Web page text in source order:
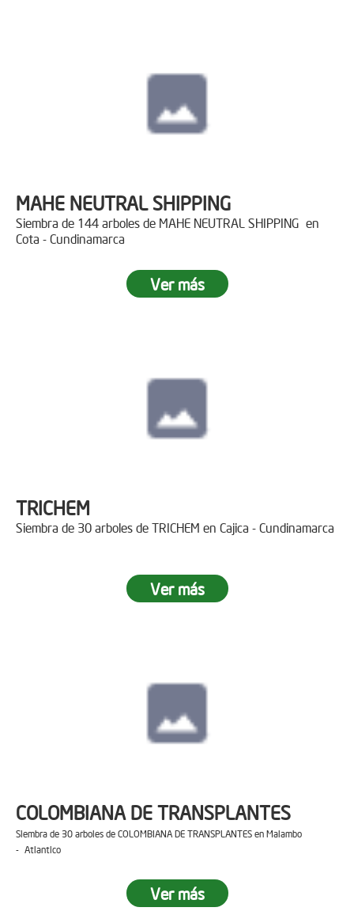
MAHE NEUTRAL SHIPPING
Siembra de 144 arboles de MAHE NEUTRAL SHIPPING en
Cota - Cundinamarca
Ver más
TRICHEM
Siembra de 30 arboles de TRICHEM en Cajica - Cundinamarca
Ver más
COLOMBIANA DE TRANSPLANTES
Siembra de 30 arboles de COLOMBIANA DE TRANSPLANTES en Malambo
- Atlantico
Ver más